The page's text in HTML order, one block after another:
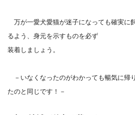
万が一愛犬愛猫が迷子になっても確実に
るよう、身元を示すものを必ず
装着しましょう。
－いなくなったのがわかっても暢気に帰
たのと同じです！－